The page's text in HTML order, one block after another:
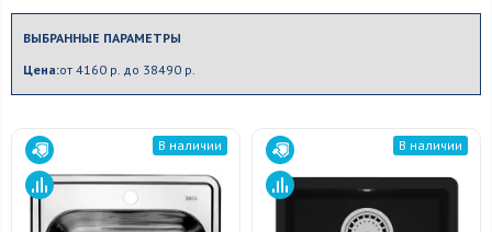
ВЫБРАННЫЕ ПАРАМЕТРЫ
Цена:от 4160 р. до 38490 р.
В наличии В наличии